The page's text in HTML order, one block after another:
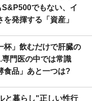
でもない、イ
発揮する「資産」
杯」飲むだけで肝臓の
門医の中では常識
食品」あと一つは?
と暮らし"正しい性行